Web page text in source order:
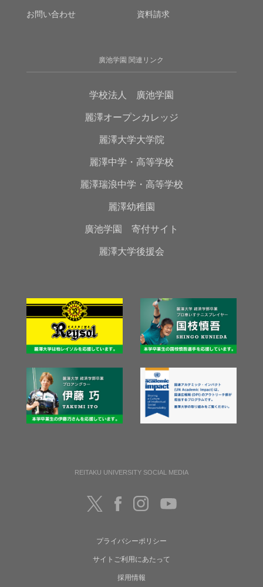
お問い合わせ 資料請求
廣池学園 関連リンク
学校法人 廣池学園
麗澤オープンカレッジ
麗澤大学大学院
麗澤中学・高等学校
麗澤瑞浪中学・高等学校
麗澤幼稚園
廣池学園 寄付サイト
麗澤大学後援会
REITAKU UNIVERSITY SOCIAL MEDIA
プライバシーポリシー
サイトご利用にあたって
採用情報